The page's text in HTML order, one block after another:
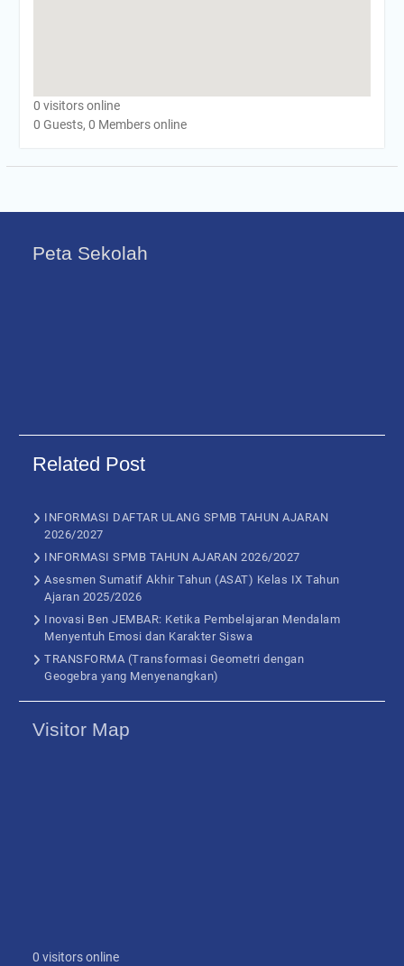
0 visitors online
0 Guests, 0 Members online
Peta Sekolah
Related Post
INFORMASI DAFTAR ULANG SPMB TAHUN AJARAN
2026/2027
INFORMASI SPMB TAHUN AJARAN 2026/2027
Asesmen Sumatif Akhir Tahun (ASAT) Kelas IX Tahun
Ajaran 2025/2026
Inovasi Ben JEMBAR: Ketika Pembelajaran Mendalam
Menyentuh Emosi dan Karakter Siswa
TRANSFORMA (Transformasi Geometri dengan
Geogebra yang Menyenangkan)
Visitor Map
0 visitors online